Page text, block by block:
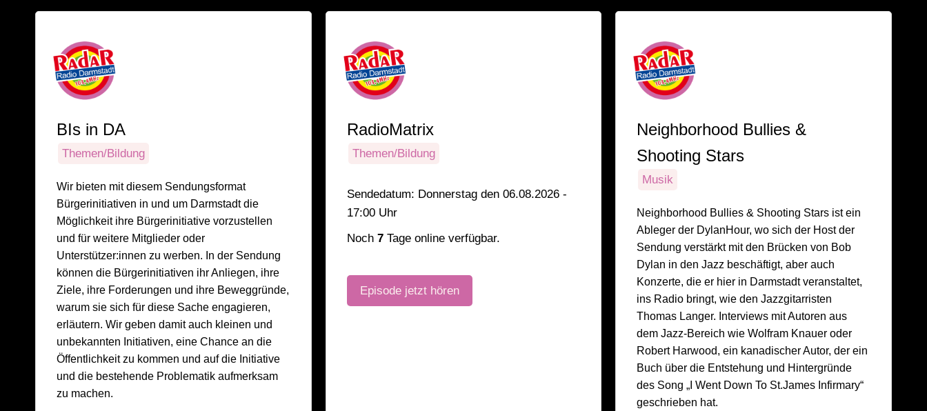
BIs in DA
Themen/Bildung
Wir bieten mit diesem Sendungsformat
Bürgerinitiativen in und um Darmstadt die
Möglichkeit ihre Bürgerinitiative vorzustellen
und für weitere Mitglieder oder
Unterstützer:innen zu werben. In der Sendung
können die Bürgerinitiativen ihr Anliegen, ihre
Ziele, ihre Forderungen und ihre Beweggründe,
warum sie sich für diese Sache engagieren,
erläutern. Wir geben damit auch kleinen und
unbekannten Initiativen, eine Chance an die
Öffentlichkeit zu kommen und auf die Initiative
und die bestehende Problematik aufmerksam
zu machen.
RadioMatrix
Themen/Bildung
Sendedatum: Donnerstag den 06.08.2026 -
17:00 Uhr
Noch 7Tage online verfügbar.
Episode jetzt hören
Neighborhood Bullies &
Shooting Stars
Musik
Neighborhood Bullies & Shooting Stars ist ein
Ableger der DylanHour, wo sich der Host der
Sendung verstärkt mit den Brücken von Bob
Dylan in den Jazz beschäftigt, aber auch
Konzerte, die er hier in Darmstadt veranstaltet,
ins Radio bringt, wie den Jazzgitarristen
Thomas Langer. Interviews mit Autoren aus
dem Jazz-Bereich wie Wolfram Knauer oder
Robert Harwood, ein kanadischer Autor, der ein
Buch über die Entstehung und Hintergründe
des Song „I Went Down To St.James Infirmary“
geschrieben hat.